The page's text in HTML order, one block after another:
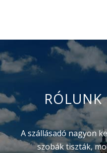
A szállásadó nagyon
szobák tiszták,